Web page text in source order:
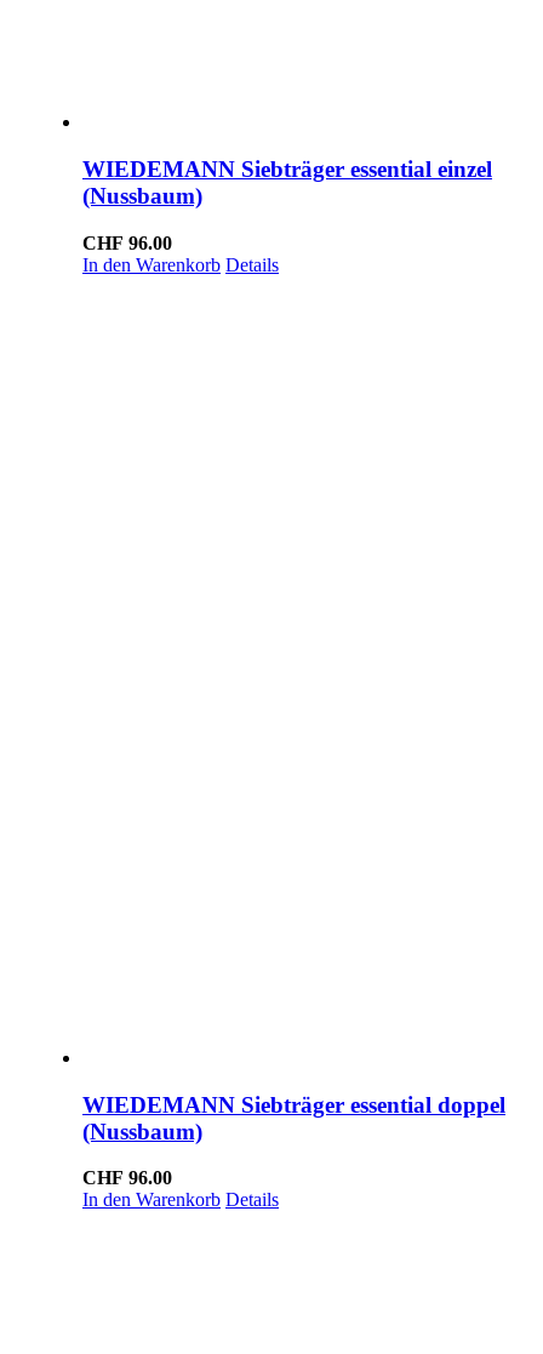
WIEDEMANN Siebträger essential einzel
(Nussbaum)
CHF 96.00
In den Warenkorb Details
WIEDEMANN Siebträger essential doppel
(Nussbaum)
CHF 96.00
In den Warenkorb Details